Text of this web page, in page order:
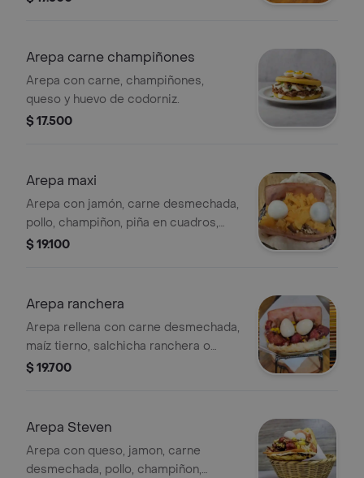
Arepa carne champiñones
Arepa con carne, champiñones,
queso y huevo de codorniz.
$ 17.500
Arepa maxi
Arepa con jamón, carne desmechada,
pollo, champiñon, piña en cuadros,
huevo de codorniz y queso
$ 19.100
Arepa ranchera
Arepa rellena con carne desmechada,
maíz tierno, salchicha ranchera o
chorizo y huevo de codorniz
$ 19.700
Arepa Steven
Arepa con queso, jamon, carne
desmechada, pollo, champiñon,